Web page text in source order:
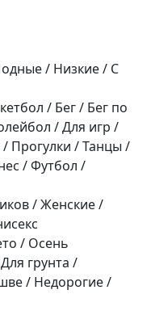
/ Низкие / С
/ Бег / Бег по
/ Для игр /
Прогулки / Танцы /
/ Футбол /
/ Женские /
/ Осень
грунта /
/ Недорогие /